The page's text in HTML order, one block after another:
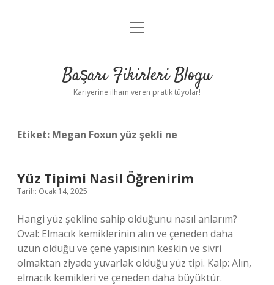
Anasayfa
Yasal Uyarı
menüyü
Başarı Fikirleri Blogu
Kariyerine ilham veren pratik tüyolar!
Etiket: Megan Foxun yüz şekli ne
Yüz Tipimi Nasil Öğrenirim
Tarih: Ocak 14, 2025
Hangi yüz şekline sahip olduğunu nasıl anlarım?
Oval: Elmacık kemiklerinin alın ve çeneden daha
uzun olduğu ve çene yapısının keskin ve sivri
olmaktan ziyade yuvarlak olduğu yüz tipi. Kalp: Alın,
elmacık kemikleri ve çeneden daha büyüktür.